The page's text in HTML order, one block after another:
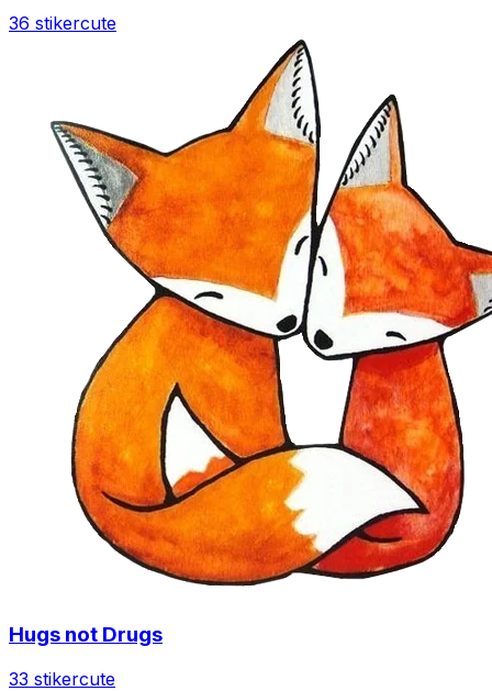
36 stikercute
Hugs not Drugs
33 stikercute